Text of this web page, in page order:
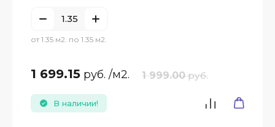
от 1.35 м2. по 1.35 м2.
1 699.15 руб. /м2. 1 999.00 руб.
В наличии!